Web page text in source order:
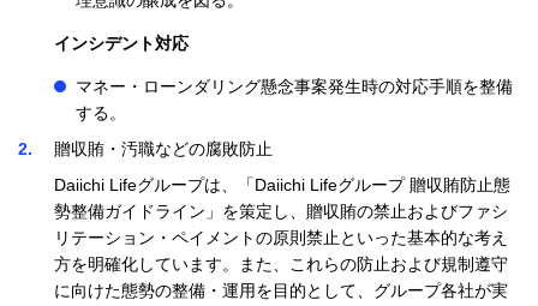
インシデント対応
マネー・ローンダリング懸念事案発生時の対応手順を整備
する。
2
贈収賄・汚職などの腐敗防止
Daiichi Lifeグループは、「Daiichi Lifeグループ 贈収賄防止態
勢整備ガイドライン」を策定し、贈収賄の禁止およびファシ
リテーション・ペイメントの原則禁止といった基本的な考え
方を明確化しています。また、これらの防止および規制遵守
に向けた態勢の整備・運用を目的として、グループ各社が実